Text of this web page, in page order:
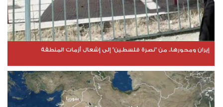
إيران ومحورها.. من "نصرة فلسطين" إلى إشعال أزمات المنطقة